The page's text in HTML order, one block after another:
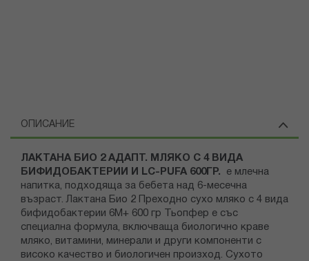
ОПИСАНИЕ
ЛАКТАНА БИО 2 АДАПТ. МЛЯКО С 4 ВИДА
БИФИДОБАКТЕРИИ И LC-PUFA 600ГР. e млечна
напитка, подходяща за бебета над 6-месечна
възраст. Лактана Био 2 Преходно сухо мляко с 4 вида
бифидобактерии 6M+ 600 гр Тьопфер е със
специална формула, включваща биологично краве
мляко, витамини, минерали и други компоненти с
високо качество и биологичен произход. Сухото